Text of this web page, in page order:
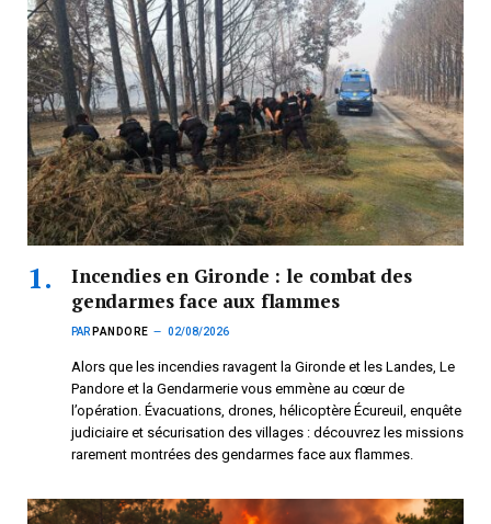
Incendies en Gironde : le combat des
gendarmes face aux flammes
PAR PANDORE 02/08/2026
Alors que les incendies ravagent la Gironde et les Landes, Le
Pandore et la Gendarmerie vous emmène au cœur de
l’opération. Évacuations, drones, hélicoptère Écureuil, enquête
judiciaire et sécurisation des villages : découvrez les missions
rarement montrées des gendarmes face aux flammes.